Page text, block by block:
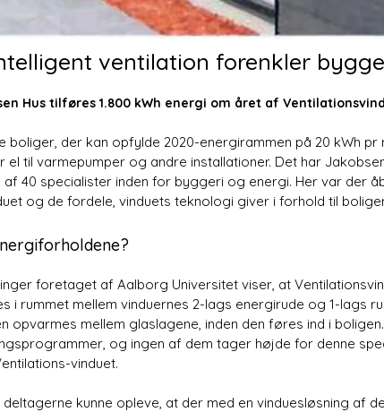
ventilation forenkler
Hus tilføres 1.800 kWh energi om året af
boliger, der kan opfylde 2020-energirammen på 20 kWh
el til varmepumper og andre instal­lationer. Det har
40 specialister inden for byggeri og energi. Her var der
og de fordele, vinduets teknologi giver i for­hold til
foretaget af Aalborg Univer­sitet viser, at
i rummet mellem vinduernes 2-lags energirude og 1-lags
opvarmes mellem glaslagene, inden den føres ind i
og ingen af dem tager højde for denne
vin­duet.
kunne opleve, at der med en vinduesløsning af